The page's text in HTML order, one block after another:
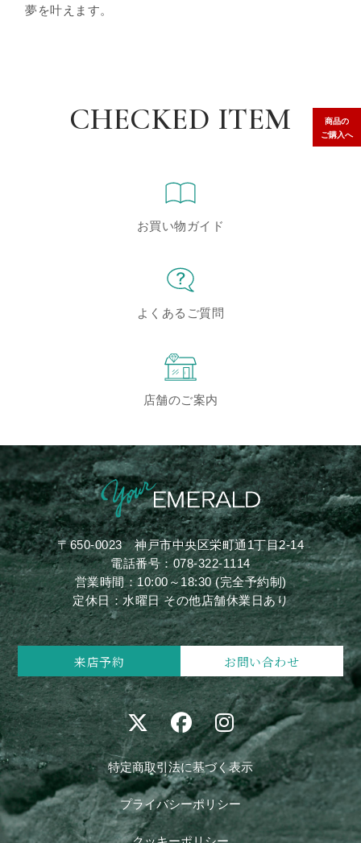
夢を叶えます。
商品の
ご購入へ
CHECKED ITEM
お買い物ガイド
よくあるご質問
店舗のご案内
〒650-0023神戸市中央区栄町通1丁目2-14
電話番号：078-322-1114
営業時間：10:00～18:30 (完全予約制)
定休日：水曜日 その他店舗休業日あり
来店予約 お問い合わせ
特定商取引法に基づく表示
プライバシーポリシー